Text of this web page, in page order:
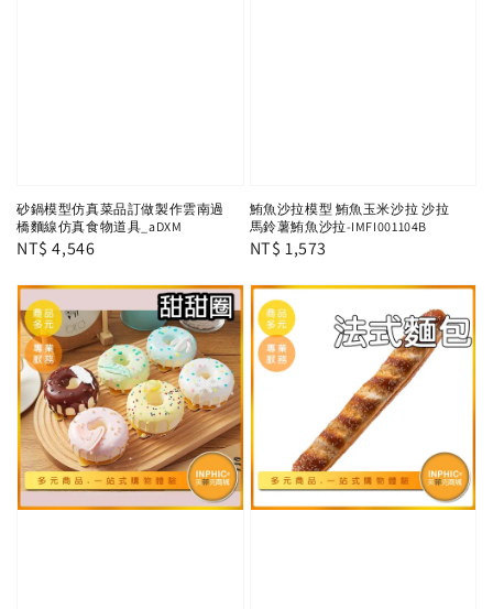
砂鍋模型仿真菜品訂做製作雲南過
橋麵線仿真食物道具_aDXM
Regular
NT$ 4,546
鮪魚沙拉模型 鮪魚玉米沙拉 沙拉
馬鈴薯鮪魚沙拉-IMFI001104B
Regular
NT$ 1,573